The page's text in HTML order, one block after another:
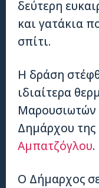
δεύτερη
και γατάκια
σπίτι.
Η δράση
ιδιαίτερα
Μαρουσιωτών
Δημάρχου
Αμπατζόγλου.
Ο Δήμαρχος